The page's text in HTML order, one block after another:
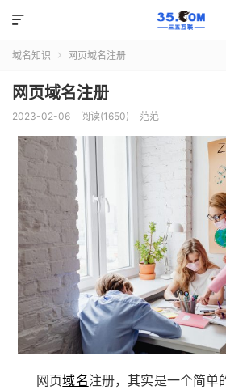

域名知识  网页域名注册
网页域名注册
2023-02-06 阅读(1650) 范范
网页域名注册，其实是一个简单